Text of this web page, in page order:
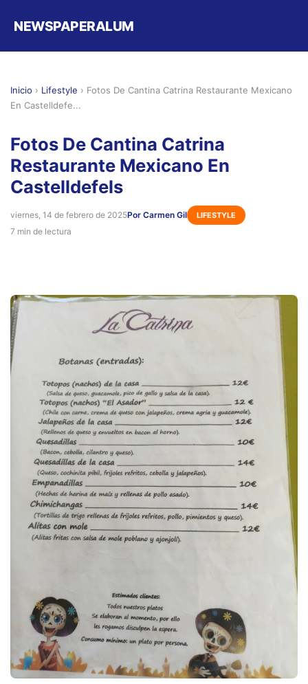
NEWSPAPERALUM
Inicio › Lifestyle › Fotos De Cantina Catrina Restaurante Mexicano
En Castelldefe...
Fotos De Cantina Catrina
Restaurante Mexicano En
Castelldefels
viernes, 14 de febrero de 2025Por Carmen Gil LIFESTYLE
7 min de lectura